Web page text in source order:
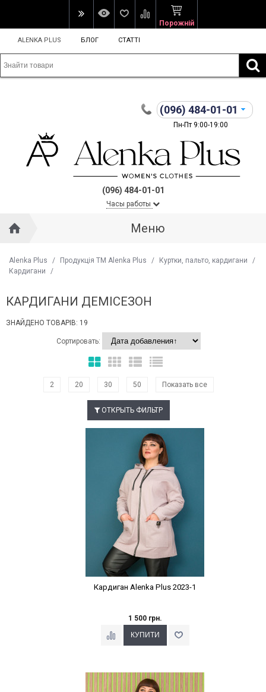
Порожній
ALENKA PLUS БЛОГ СТАТТІ
(096) 484-01-01
Пн-Пт 9:00-19:00
(096) 484-01-01
Часы работы
Меню
Alenka Plus / Продукція ТМ Alenka Plus / Куртки, пальто, кардигани
/
Кардигани
/
КАРДИГАНИ ДЕМІСЕЗОН
ЗНАЙДЕНО ТОВАРІВ: 19
Сортировать:
2 20 30 50 Показать все
ОТКРЫТЬ ФИЛЬТР
Наклейки Варіант з %
Кардиган Alenka Plus 2023-1
1 500 грн.
Наклейки Варіант з %